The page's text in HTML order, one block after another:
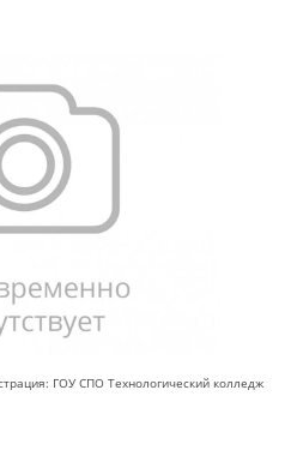
ГОУ СПО Технологический колледж